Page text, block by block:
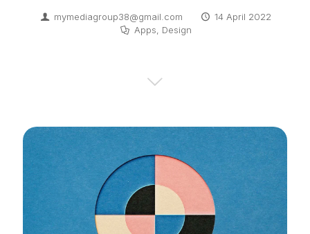
mymediagroup38@gmail.com
14 April 2022
Apps
Design